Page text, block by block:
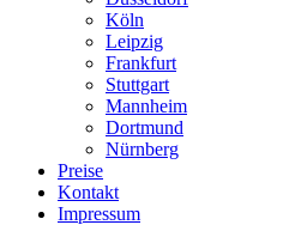
Köln
Leipzig
Frankfurt
Stuttgart
Mannheim
Dortmund
Nürnberg
Preise
Kontakt
Impressum